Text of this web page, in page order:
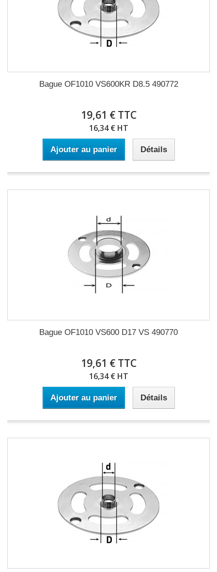
Bague OF1010 VS600KR D8.5 490772
19,61 € TTC
16,34 € HT
Ajouter au panier Détails
Bague OF1010 VS600 D17 VS 490770
19,61 € TTC
16,34 € HT
Ajouter au panier Détails